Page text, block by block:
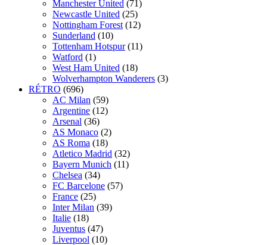
Manchester United (71)
Newcastle United (25)
Nottingham Forest (12)
Sunderland (10)
Tottenham Hotspur (11)
Watford (1)
West Ham United (18)
Wolverhampton Wanderers (3)
RÉTRO (696)
AC Milan (59)
Argentine (12)
Arsenal (36)
AS Monaco (2)
AS Roma (18)
Atletico Madrid (32)
Bayern Munich (11)
Chelsea (34)
FC Barcelone (57)
France (25)
Inter Milan (39)
Italie (18)
Juventus (47)
Liverpool (10)